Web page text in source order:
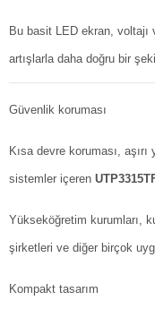
Bu basit LED ekran, voltajı
artışlarla daha doğru bir
Güvenlik koruması
Kısa devre koruması,
sistemler içeren
Yükseköğretim kurumları,
şirketleri ve diğer birçok
Kompakt tasarım